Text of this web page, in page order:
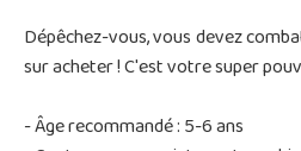
Dépêchez-vous, vous devez
sur acheter ! C'est votre super
- Âge recommandé : 5-6 ans